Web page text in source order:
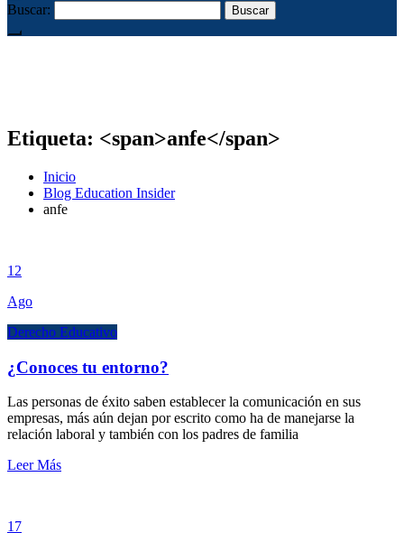
Buscar:
Etiqueta: <span>anfe</span>
Inicio
Blog Education Insider
anfe
12
Ago
Derecho Educativo
¿Conoces tu entorno?
Las personas de éxito saben establecer la comunicación en sus
empresas, más aún dejan por escrito como ha de manejarse la
relación laboral y también con los padres de familia
Leer Más
17